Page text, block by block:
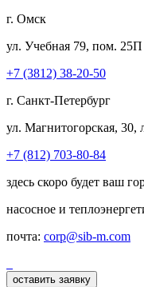
г. Омск
ул. Учебная 79, пом. 25П
+7 (3812) 38-20-50
г. Санкт-Петербург
ул. Магнитогорская, 30,
+7 (812) 703-80-84
здесь скоро будет ваш
насосное и
почта: corp@sib-m.com
оставить заявку